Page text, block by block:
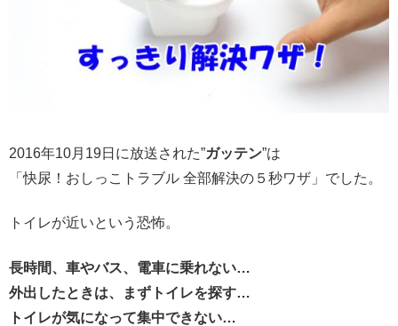
2016年10月19日に放送された”ガッテン”は
「快尿！おしっこトラブル 全部解決の５秒ワザ 」でした。
トイレが近いという恐怖。
長時間、車やバス、電車に乗れない…
外出したときは、まずトイレを探す…
トイレが気になって集中できない…